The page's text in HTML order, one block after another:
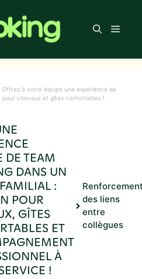
Menu
Offrez à votre équipe une expérience de
pour chevaux et gîtes confortables !
DE TEAM
DANS UN
:
POUR
GÎTES
ET
À
!
des liens
entre
collègues